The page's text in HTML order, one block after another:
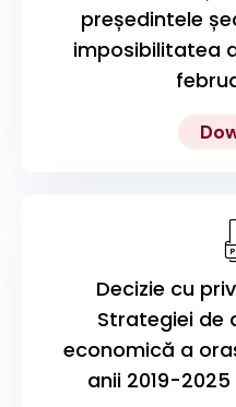
președintele
imposibilitatea
Decizie cu
Strategiei de
economică a
anii 2019-2025